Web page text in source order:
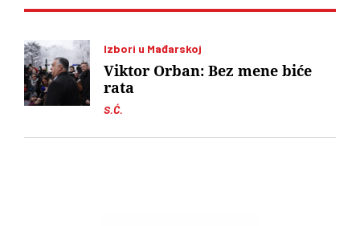
Izbori u Mađarskoj
S.Ć.
Viktor Orban: Bez mene biće
rata